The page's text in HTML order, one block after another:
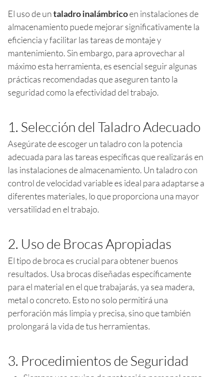
El uso de untaladro inalámbricoen instalaciones de
almacenamiento puede mejorar significativamente la
eficiencia y facilitar las tareas de montaje y
mantenimiento. Sin embargo, para aprovechar al
máximo esta herramienta, es esencial seguir algunas
prácticas recomendadas que aseguren tanto la
seguridad como la efectividad del trabajo.
1. Selección del Taladro Adecuado
Asegúrate de escoger un taladro con la potencia
adecuada para las tareas específicas que realizarás en
las instalaciones de almacenamiento. Un taladro con
control de velocidad variable es ideal para adaptarse a
diferentes materiales, lo que proporciona una mayor
versatilidad en el trabajo.
2. Uso de Brocas Apropiadas
El tipo de broca es crucial para obtener buenos
resultados. Usa brocas diseñadas específicamente
para el material en el que trabajarás, ya sea madera,
metal o concreto. Esto no solo permitirá una
perforación más limpia y precisa, sino que también
prolongará la vida de tus herramientas.
3. Procedimientos de Seguridad